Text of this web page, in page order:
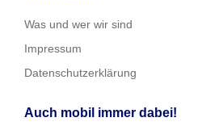
Was und wer wir sind
Impressum
Datenschutzerklärung
Auch mobil immer dabei!